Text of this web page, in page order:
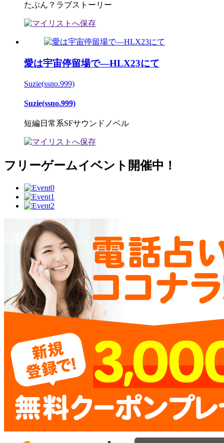
たぶん？ラブストーリー
愛は宇宙停留場で―HLX23にて
Suzie(ssno.999)
Suzie(ssno.999)
短編日常系SFサウンドノベル
フリーゲームイベント開催中！